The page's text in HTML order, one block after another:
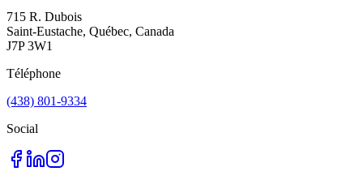
715 R. Dubois
Saint-Eustache, Québec, Canada
J7P 3W1
Téléphone
(438) 801-9334
Social